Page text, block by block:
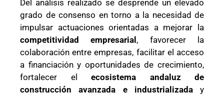
Del análisis realizado se desprende un elevado
grado de consenso en torno a la necesidad de
impulsar actuaciones orientadas a mejorar la
competitividad empresarial, favorecer la
colaboración entre empresas, facilitar el acceso
a financiación y oportunidades de crecimiento,
fortalecer el ecosistema andaluz de
construcción avanzada e industrializaday